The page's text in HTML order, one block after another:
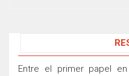
Entre el primer papel